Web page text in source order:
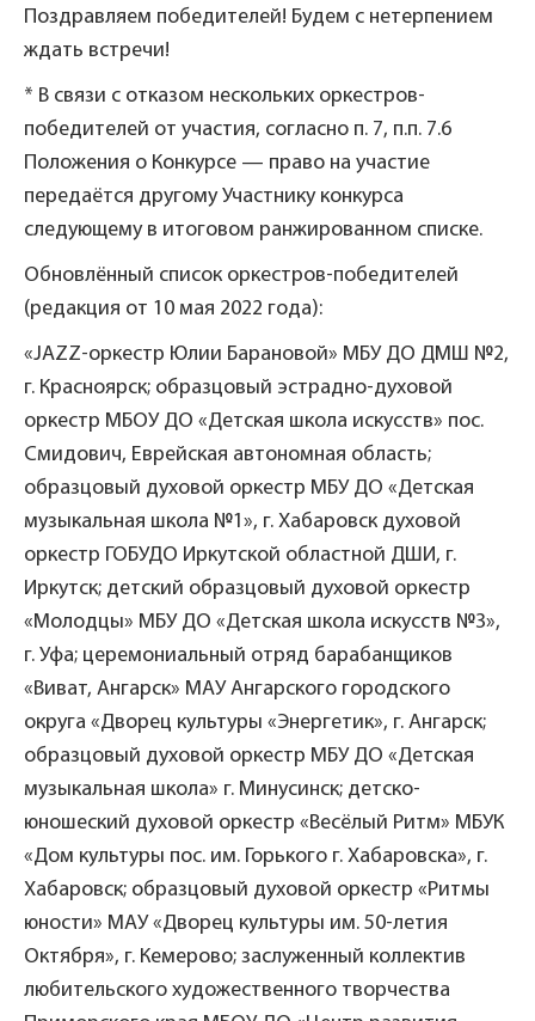
Поздравляем победителей! Будем с нетерпением
ждать встречи!
* В связи с отказом нескольких оркестров-
победителей от участия, согласно п. 7, п.п. 7.6
Положения о Конкурсе — право на участие
передаётся другому Участнику конкурса
следующему в итоговом ранжированном списке.
Обновлённый список оркестров-победителей
(редакция от 10 мая 2022 года):
«JAZZ-оркестр Юлии Барановой» МБУ ДО ДМШ №2,
г. Красноярск; образцовый эстрадно-духовой
оркестр МБОУ ДО «Детская школа искусств» пос.
Смидович, Еврейская автономная область;
образцовый духовой оркестр МБУ ДО «Детская
музыкальная школа №1», г. Хабаровск духовой
оркестр ГОБУДО Иркутской областной ДШИ, г.
Иркутск; детский образцовый духовой оркестр
«Молодцы» МБУ ДО «Детская школа искусств №3»,
г. Уфа; церемониальный отряд барабанщиков
«Виват, Ангарск» МАУ Ангарского городского
округа «Дворец культуры «Энергетик», г. Ангарск;
образцовый духовой оркестр МБУ ДО «Детская
музыкальная школа» г. Минусинск; детско-
юношеский духовой оркестр «Весёлый Ритм» МБУК
«Дом культуры пос. им. Горького г. Хабаровска», г.
Хабаровск; образцовый духовой оркестр «Ритмы
юности» МАУ «Дворец культуры им. 50-летия
Октября», г. Кемерово; заслуженный коллектив
любительского художественного творчества